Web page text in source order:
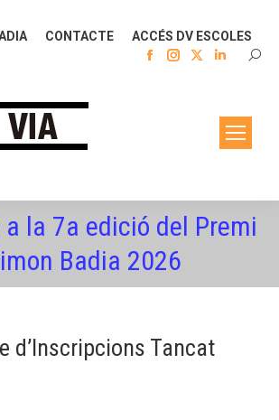
CONTACTE ACCÉS DV ESCOLES
Facebook
Instagram
window
new
window
Linkedin
in
new
window
la 7a edició del Premi
Badia 2026
d’Inscripcions Tancat